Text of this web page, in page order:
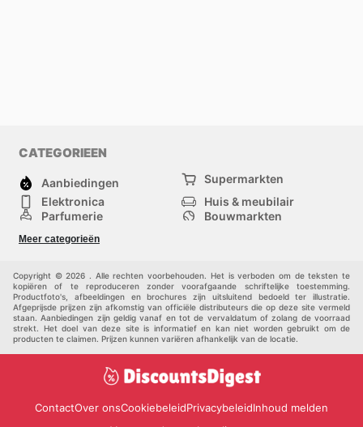
CATEGORIEEN
Aanbiedingen
Supermarkten
Elektronica
Huis & meubilair
Parfumerie
Bouwmarkten
Kinderen
Meer categorieën
Copyright © 2026 . Alle rechten voorbehouden. Het is verboden om de teksten te
kopiëren of te reproduceren zonder voorafgaande schriftelijke toestemming.
Productfoto's, afbeeldingen en brochures zijn uitsluitend bedoeld ter illustratie.
Afgeprijsde prijzen zijn afkomstig van officiële distributeurs die op deze site vermeld
staan. Aanbiedingen zijn geldig vanaf en tot de vervaldatum of zolang de voorraad
strekt. Het doel van deze site is informatief en kan niet worden gebruikt om de
producten te claimen. Prijzen kunnen variëren afhankelijk van de locatie.
ContactOver onsCookiebeleidPrivacybeleidInhoud melden